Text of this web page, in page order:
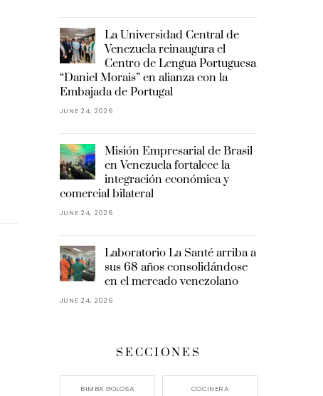
La Universidad Central de
Venezuela reinaugura el
Centro de Lengua Portuguesa
“Daniel Morais” en alianza con la
Embajada de Portugal
JUNE 24, 2026
Misión Empresarial de Brasil
en Venezuela fortalece la
integración económica y
comercial bilateral
JUNE 24, 2026
Laboratorio La Santé arriba a
sus 68 años consolidándose
en el mercado venezolano
JUNE 24, 2026
SECCIONES
BIMBA GOLOSA COCINERA